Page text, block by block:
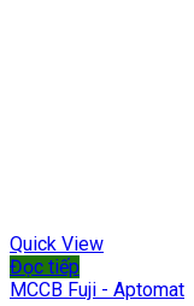
Quick View
Đọc tiếp
MCCB Fuji - Aptomat